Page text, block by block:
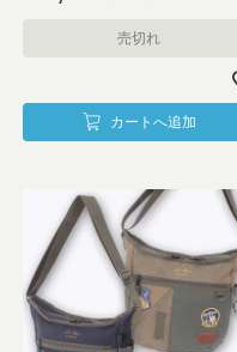
売切れ
カートへ追加